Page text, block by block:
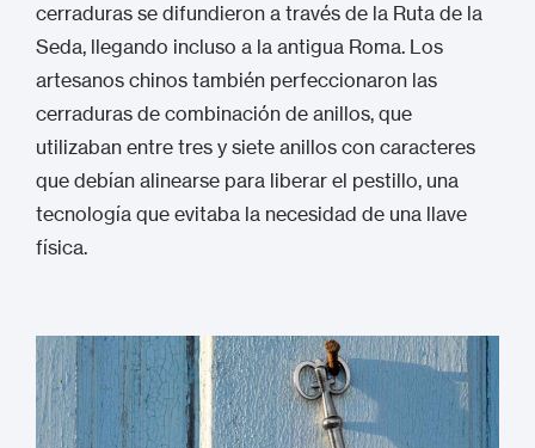
cerraduras se difundieron a través de la Ruta de la
Seda, llegando incluso a la antigua Roma. Los
artesanos chinos también perfeccionaron las
cerraduras de combinación de anillos, que
utilizaban entre tres y siete anillos con caracteres
que debían alinearse para liberar el pestillo, una
tecnología que evitaba la necesidad de una llave
física.